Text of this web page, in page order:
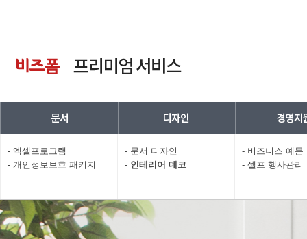
- 엑셀프로그램
- 개인정보보호 패키지
- 문서 디자인
- 인테리어 데코
- 비즈니스 예문
- 셀프 행사관리